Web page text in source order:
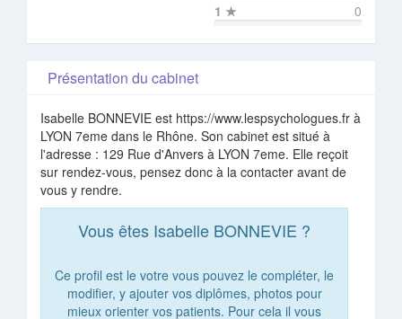
1 ★ 0
Présentation du cabinet
Isabelle BONNEVIE est https://www.lespsychologues.fr à
LYON 7eme dans le Rhône. Son cabinet est situé à
l'adresse : 129 Rue d'Anvers à LYON 7eme. Elle reçoit
sur rendez-vous, pensez donc à la contacter avant de
vous y rendre.
Vous êtes Isabelle BONNEVIE ?
Ce profil est le votre vous pouvez le compléter, le
modifier, y ajouter vos diplômes, photos pour
mieux orienter vos patients. Pour cela il vous